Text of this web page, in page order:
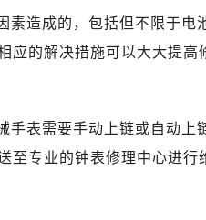
预约）
约）
素造成的，包括但不限于电
应的解决措施可以大大提高
手表需要手动上链或自动上
至专业的钟表修理中心进行